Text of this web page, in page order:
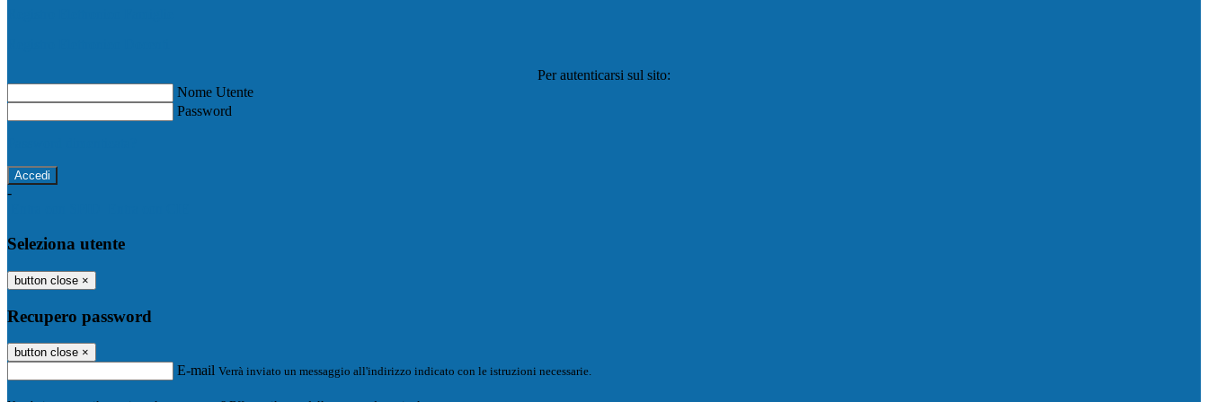
Per autenticarsi sul sito:
Nome Utente
Password
-
Seleziona utente
button close ×
Recupero password
button close ×
E-mail Verrà inviato un messaggio all'indirizzo indicato con le istruzioni necessarie.